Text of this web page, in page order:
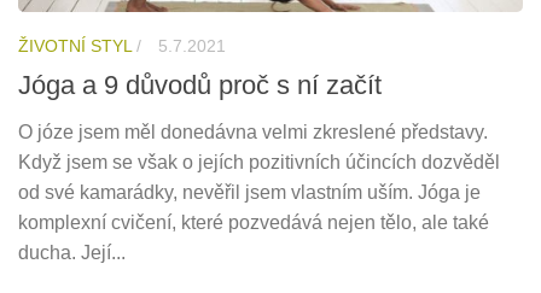
ŽIVOTNÍ STYL/ 5.7.2021
Jóga a 9 důvodů proč s ní začít
O józe jsem měl donedávna velmi zkreslené představy.
Když jsem se však o jejích pozitivních účincích dozvěděl
od své kamarádky, nevěřil jsem vlastním uším. Jóga je
komplexní cvičení, které pozvedává nejen tělo, ale také
ducha. Její...